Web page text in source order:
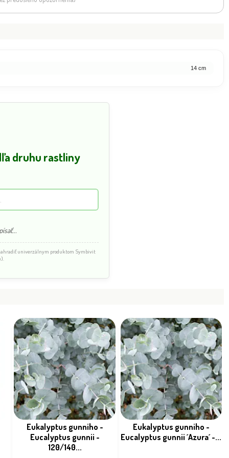
14 cm
druhu rastliny
univerzálnym produktom Symbivit
Eukalyptus gunniho -
Eucalyptus gunnii -
120/140...
Eukalyptus gunniho -
Eucalyptus gunnii ´Azura´ -...